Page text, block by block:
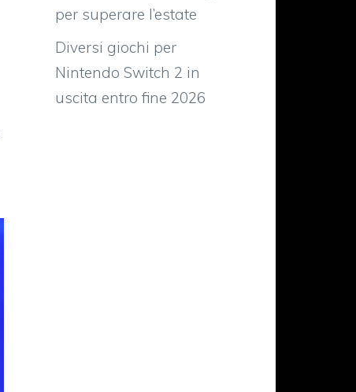
per superare l’estate
Diversi giochi per
Nintendo Switch 2 in
uscita entro fine 2026